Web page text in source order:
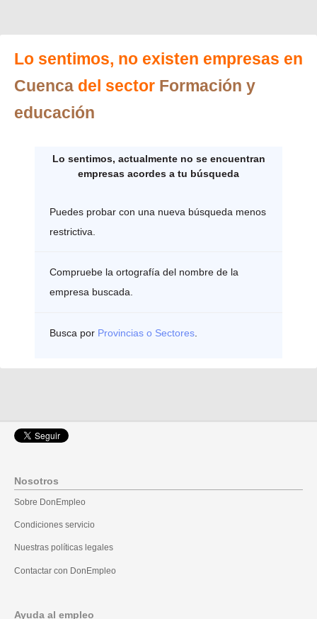
Lo sentimos, no existen empresas en
Cuenca del sector Formación y
educación
Lo sentimos, actualmente no se encuentran
empresas acordes a tu búsqueda
Puedes probar con una nueva búsqueda menos
restrictiva.
Compruebe la ortografía del nombre de la
empresa buscada.
Busca por Provincias o Sectores.
Nosotros
Sobre DonEmpleo
Condiciones servicio
Nuestras políticas legales
Contactar con DonEmpleo
Ayuda al empleo